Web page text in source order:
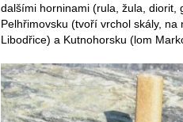
dalšími horninami (rula, žula, diorit,
Pelhřimovsku (tvoří vrchol skály, na
Libodřice) a Kutnohorsku (lom